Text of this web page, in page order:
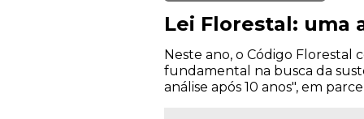
Lei Florestal: uma
Neste ano, o Código Florestal
fundamental na busca da
análise após 10 anos", em